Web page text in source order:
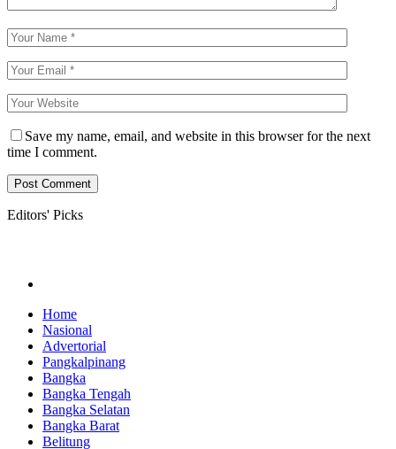
Save my name, email, and website in this browser for the next
time I comment.
Editors' Picks
Home
Nasional
Advertorial
Pangkalpinang
Bangka
Bangka Tengah
Bangka Selatan
Bangka Barat
Belitung